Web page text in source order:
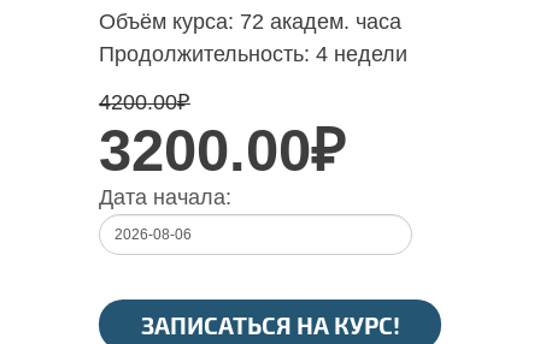
Объём курса: 72 академ. часа
Продолжительность: 4 недели
4200.00₽
3200.00₽
Дата начала:
ЗАПИСАТЬСЯ НА КУРС!